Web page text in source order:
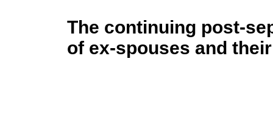
The continuing post-
of ex-spouses and